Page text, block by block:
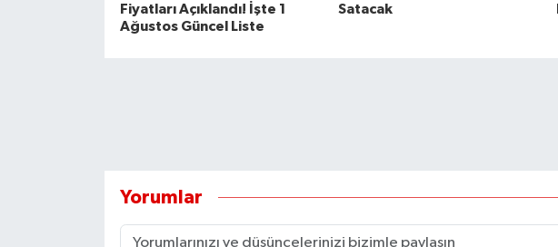
Fiyatları Açıklandı! İşte 1
Ağustos Güncel Liste
Satacak
Yorumlar